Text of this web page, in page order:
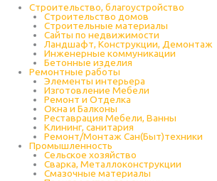
Строительство, благоустройство
Строительство домов
Строительные материалы
Сайты по недвижимости
Ландшафт, Конструкции, Демонтаж
Инженерные коммуникации
Бетонные изделия
Ремонтные работы
Элементы интерьера
Изготовление Мебели
Ремонт и Отделка
Окна и Балконы
Реставрация Мебели, Ванны
Клининг, санитария
Ремонт/Монтаж Сан(Быт)техники
Промышленность
Cельское хозяйство
Сварка, Металлоконструкции
Cмазочные материалы